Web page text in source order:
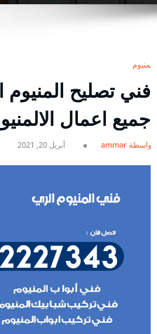
المنيوم
جميع اعمال
بواسطة ammar أبريل 20, 2021